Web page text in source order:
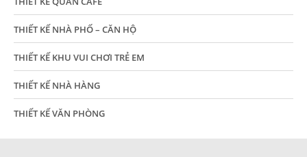
THIẾT KẾ NHÀ PHỐ – CĂN HỘ
THIẾT KẾ KHU VUI CHƠI TRẺ EM
THIẾT KẾ NHÀ HÀNG
THIẾT KẾ VĂN PHÒNG